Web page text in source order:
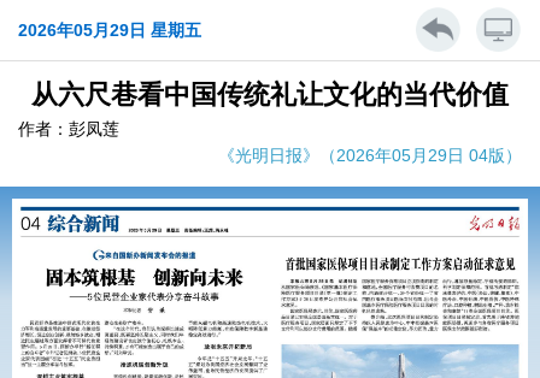
2026年05月29日 星期五
从六尺巷看中国传统礼让文化的当代价值
作者：彭凤莲
《光明日报》（2026年05月29日 04版）